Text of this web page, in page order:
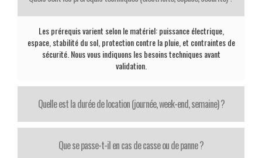
Les prérequis varient selon le matériel: puissance électrique,
espace, stabilité du sol, protection contre la pluie, et contraintes de
sécurité. Nous vous indiquons les besoins techniques avant
validation.
Quelle est la durée de location (journée, week-end, semaine) ?
Que se passe-t-il en cas de casse ou de panne ?